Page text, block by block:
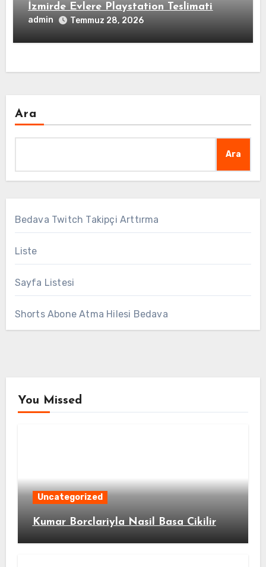
İzmirde Evlere Playstation Teslimati
admin Temmuz 28, 2026
Ara
Ara
Bedava Twitch Takipçi Arttırma
Liste
Sayfa Listesi
Shorts Abone Atma Hilesi Bedava
You Missed
Uncategorized
Kumar Borclariyla Nasil Basa Cikilir